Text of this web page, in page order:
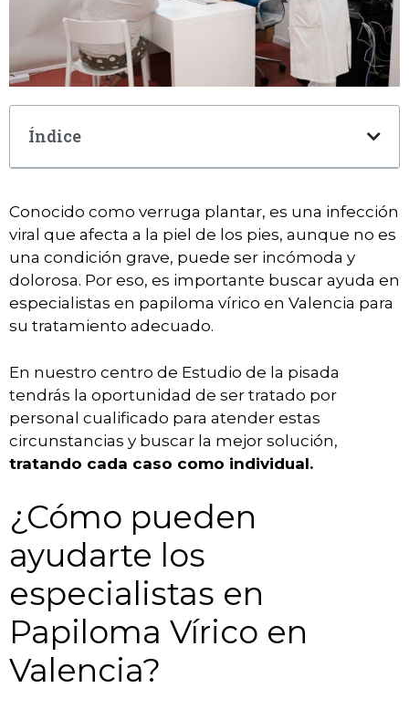
Índice
Conocido como verruga plantar, es una infección
viral que afecta a la piel de los pies, aunque no es
una condición grave, puede ser incómoda y
dolorosa. Por eso, es importante buscar ayuda en
especialistas en papiloma vírico en Valencia para
su tratamiento adecuado.
En nuestro centro de Estudio de la pisada
tendrás la oportunidad de ser tratado por
personal cualificado para atender estas
circunstancias y buscar la mejor solución,
tratando cada caso como individual.
¿Cómo pueden
ayudarte los
especialistas en
Papiloma Vírico en
Valencia?